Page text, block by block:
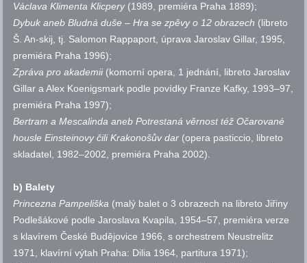
Václava Klimenta Klicpery(1989, premiéra Praha 1889);
Dybuk aneb Bludná duše – Hra se zpěvy o 12 obrazech (libreto
Š. An-skij,tj. Salomon Rappaport, úprava Jaroslav Gillar, 1995,
premiéra Praha 1996);
Zpráva pro akademii(komorní opera, 1 jednání, libreto Jaroslav
Gillar a Alex Koenigsmark podle povídky Franze Kafky, 1993–97,
premiéra Praha 1997);
Bertram a Mescalinda aneb Potrestaná věrnost též Očarované
housle Einsteinovy čili Krakonošův dar (opera pasticcio, libreto
skladatel, 1982–2002, premiéra Praha 2002).
b) Balety
Princezna Pampeliška (malý balet o 3 obrazech na libreto Jiřiny
Podlešákové podle Jaroslava Kvapila, 1954–57, premiéra verze
s klavírem České Budějovice 1966, s orchestrem Neustrelitz
1971, klavírní výtah Praha: Dilia 1964, partitura 1971);